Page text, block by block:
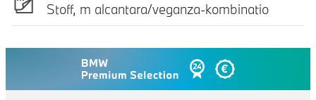
Stoff, m alcantara/veganza-kombinatio